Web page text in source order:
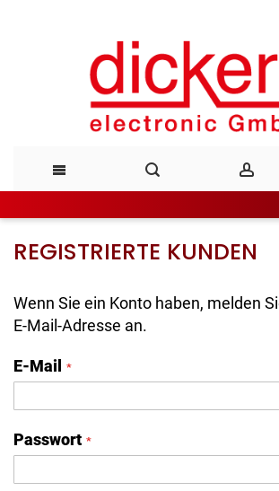
Inhalt
REGISTRIERTE KUNDEN
Wenn Sie ein Konto haben, melden
E-Mail-Adresse an.
E-Mail
Passwort